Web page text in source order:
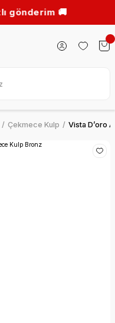
🚚
Çekmece Kulp Vista D’oro